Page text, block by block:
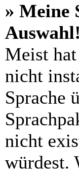
» Meine
Auswahl!
Meist
nicht
Sprache
nicht
würdest.